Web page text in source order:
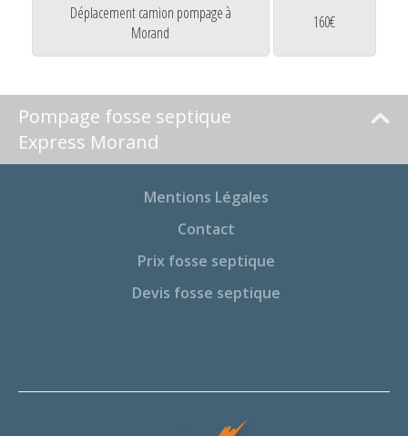
Déplacement camion pompage à
Morand
160€
Pompage fosse septique
Express Morand
Mentions Légales
Contact
Prix fosse septique
Devis fosse septique